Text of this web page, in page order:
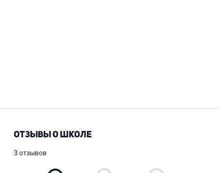
ОТЗЫВЫ О ШКОЛЕ
3 отзывов